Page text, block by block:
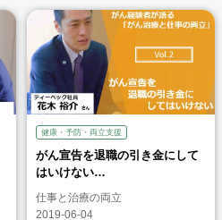
健康・予防・両立支援
がん宣告を退職の引き金にして
はいけない…
仕事と治療の両立
2019-06-04